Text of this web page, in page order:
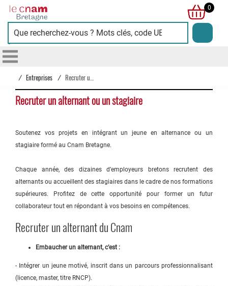
Cnam
Bretagne
0
/ Entreprises /
Recruter un alternant ou un stagiaire
Soutenez vos projets en intégrant un jeune en alternance ou un
stagiaire formé au Cnam Bretagne.
Chaque année, des dizaines d’employeurs bretons recrutent des
alternants ou accueillent des stagiaires dans le cadre de nos formations
supérieures. Profitez de cette opportunité pour former un futur
collaborateur tout en répondant à vos besoins en compétences.
Recruter un alternant du Cnam
Embaucher un alternant, c’est :
- Intégrer un jeune motivé, inscrit dans un parcours professionnalisant
(licence, master, titre RNCP).